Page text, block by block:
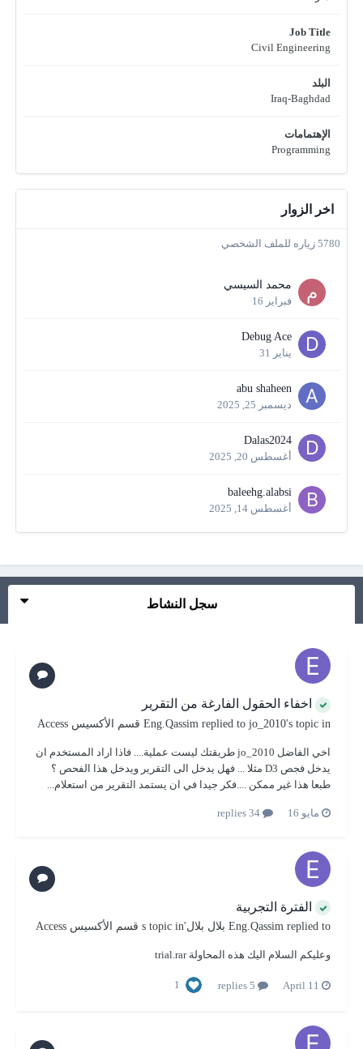
Job Title
Civil Engineering
البلد
Iraq-Baghdad
الإهتمامات
Programming
اخر الزوار
5780 زياره للملف الشخصي
محمد السيسي
فبراير 16
Debug Ace
يناير 31
abu shaheen
ديسمبر 25, 2025
Dalas2024
أغسطس 20, 2025
baleehg.alabsi
أغسطس 14, 2025
سجل النشاط
اخفاء الحقول الفارغة من التقرير
Eng.Qassim replied to jo_2010's topic in قسم الأكسيس Access
اخي الفاضل jo_2010 طريقتك ليست عملية.... فاذا اراد المستخدم ان
يدخل فجص D3 مثلا ... فهل يدخل الى التقرير ويدخل هذا الفحص ؟
طبعا هذا غير ممكن ....فكر جيدا في ان يستمد التقرير من استعلام...
مايو 16
الفترة التجربية
Eng.Qassim replied to بلال بلال's topic in قسم الأكسيس Access
وعليكم السلام اليك هذه المحاولة trial.rar
April 11
1